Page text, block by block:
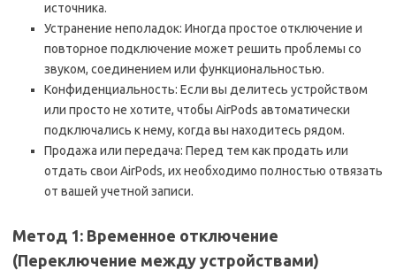
источника.
Устранение неполадок: Иногда простое отключение и
повторное подключение может решить проблемы со
звуком, соединением или функциональностью.
Конфиденциальность: Если вы делитесь устройством
или просто не хотите, чтобы AirPods автоматически
подключались к нему, когда вы находитесь рядом.
Продажа или передача: Перед тем как продать или
отдать свои AirPods, их необходимо полностью отвязать
от вашей учетной записи.
Метод 1: Временное отключение
(Переключение между устройствами)